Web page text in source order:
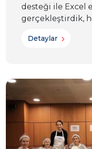
desteği ile Excel
gerçekleştirdik,
Detaylar